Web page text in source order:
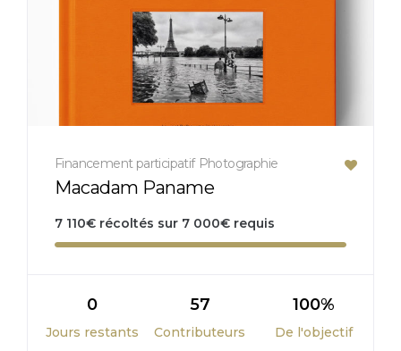
Financement participatif Photographie
Macadam Paname
7 110€ récoltés sur 7 000€ requis
0
Jours restants
57
Contributeurs
100%
De l'objectif